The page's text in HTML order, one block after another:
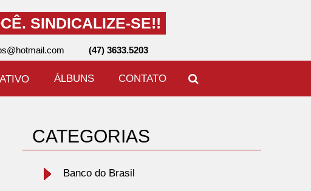
SINDICALIZE-SE!!
(47) 3633.5203
ÁLBUNS CONTATO
CATEGORIAS
Banco do Brasil